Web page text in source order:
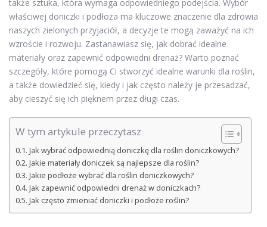
także sztuka, która wymaga odpowiedniego podejścia. Wybór
właściwej doniczki i podłoża ma kluczowe znaczenie dla zdrowia
naszych zielonych przyjaciół, a decyzje te mogą zaważyć na ich
wzroście i rozwoju. Zastanawiasz się, jak dobrać idealne
materiały oraz zapewnić odpowiedni drenaż? Warto poznać
szczegóły, które pomogą Ci stworzyć idealne warunki dla roślin,
a także dowiedzieć się, kiedy i jak często należy je przesadzać,
aby cieszyć się ich pięknem przez długi czas.
W tym artykule przeczytasz
Jak wybrać odpowiednią doniczkę dla roślin doniczkowych?
Jakie materiały doniczek są najlepsze dla roślin?
Jakie podłoże wybrać dla roślin doniczkowych?
Jak zapewnić odpowiedni drenaż w doniczkach?
Jak często zmieniać doniczki i podłoże roślin?